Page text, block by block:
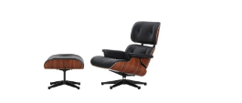
Esstische
Beistelltische